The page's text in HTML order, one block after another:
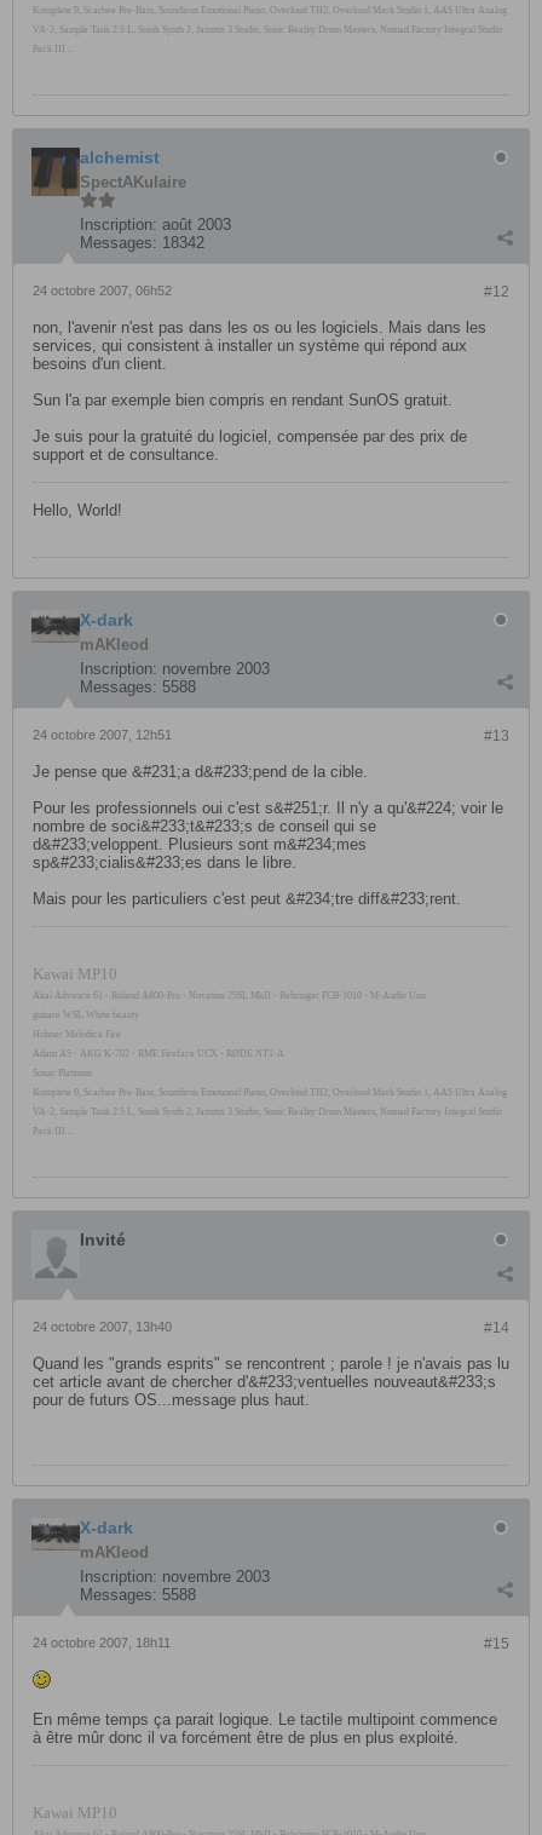
Komplete 9, Scarbee Pre-Bass, Soundiron Emotional Piano, Overloud TH2, Overloud Mark Studio 1, AAS Ultra Analog
VA-2, Sample Tank 2.5 L, Sonik Synth 2, Jamstix 3 Studio, Sonic Reality Drum Masters, Nomad Factory Integral Studio
Pack III ...
alchemist
SpectAKulaire
Inscription: août 2003
Messages: 18342
#12
24 octobre 2007, 06h52
non, l'avenir n'est pas dans les os ou les logiciels. Mais dans les
services, qui consistent à installer un système qui répond aux
besoins d'un client.
Sun l'a par exemple bien compris en rendant SunOS gratuit.
Je suis pour la gratuité du logiciel, compensée par des prix de
support et de consultance.
Hello, World!
X-dark
mAKleod
Inscription: novembre 2003
Messages: 5588
#13
24 octobre 2007, 12h51
Je pense que &#231;a d&#233;pend de la cible.
Pour les professionnels oui c'est s&#251;r. Il n'y a qu'&#224; voir le
nombre de soci&#233;t&#233;s de conseil qui se
d&#233;veloppent. Plusieurs sont m&#234;mes
sp&#233;cialis&#233;es dans le libre.
Mais pour les particuliers c'est peut &#234;tre diff&#233;rent.
Kawai MP10
Akai Advance 61 - Roland A800-Pro - Novation 25SL MkII - Behringer FCB-1010 - M-Audio Uno
guitare WSL White beauty
Hohner Melodica Fire
Adam A5 - AKG K-702 - RME Fireface UCX - RØDE NT1-A
Sonar Platinum
Komplete 9, Scarbee Pre-Bass, Soundiron Emotional Piano, Overloud TH2, Overloud Mark Studio 1, AAS Ultra Analog
VA-2, Sample Tank 2.5 L, Sonik Synth 2, Jamstix 3 Studio, Sonic Reality Drum Masters, Nomad Factory Integral Studio
Pack III ...
Invité
#14
24 octobre 2007, 13h40
Quand les "grands esprits" se rencontrent ; parole ! je n'avais pas lu
cet article avant de chercher d'&#233;ventuelles nouveaut&#233;s
pour de futurs OS...message plus haut.
X-dark
mAKleod
Inscription: novembre 2003
Messages: 5588
#15
24 octobre 2007, 18h11
En même temps ça parait logique. Le tactile multipoint commence
à être mûr donc il va forcément être de plus en plus exploité.
Kawai MP10